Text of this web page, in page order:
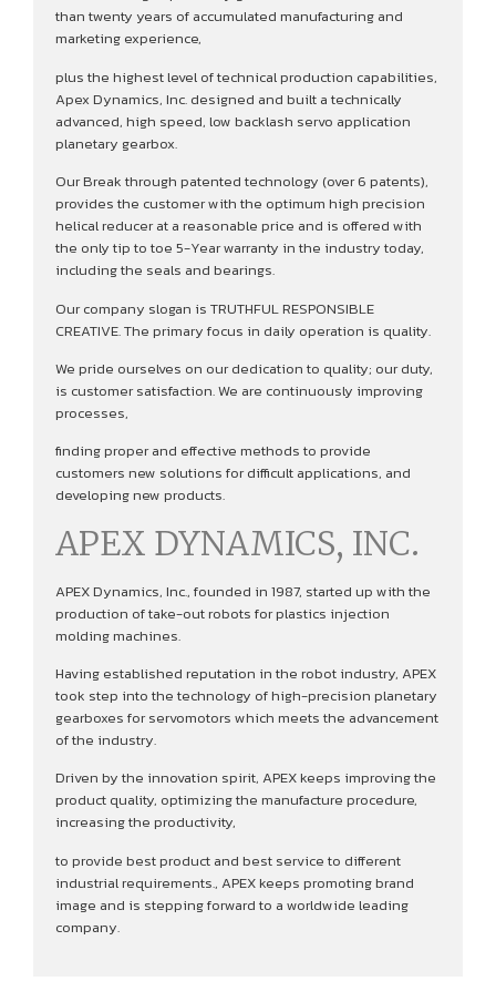
than twenty years of accumulated manufacturing and
marketing experience,
plus the highest level of technical production capabilities,
Apex Dynamics, Inc. designed and built a technically
advanced, high speed, low backlash servo application
planetary gearbox.
Our Break through patented technology (over 6 patents),
provides the customer with the optimum high precision
helical reducer at a reasonable price and is offered with
the only tip to toe 5-Year warranty in the industry today,
including the seals and bearings.
Our company slogan is TRUTHFUL RESPONSIBLE
CREATIVE. The primary focus in daily operation is quality.
We pride ourselves on our dedication to quality; our duty,
is customer satisfaction. We are continuously improving
processes,
finding proper and effective methods to provide
customers new solutions for difficult applications, and
developing new products.
APEX DYNAMICS, INC.
APEX Dynamics, Inc., founded in 1987, started up with the
production of take-out robots for plastics injection
molding machines.
Having established reputation in the robot industry, APEX
took step into the technology of high-precision planetary
gearboxes for servomotors which meets the advancement
of the industry.
Driven by the innovation spirit, APEX keeps improving the
product quality, optimizing the manufacture procedure,
increasing the productivity,
to provide best product and best service to different
industrial requirements., APEX keeps promoting brand
image and is stepping forward to a worldwide leading
company.